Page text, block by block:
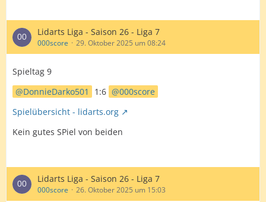
Lidarts Liga - Saison 26 - Liga 7
000score 29. Oktober 2025 um 08:24
Spieltag 9
DonnieDarko501
1:6
000score
Spielübersicht - lidarts.org
Kein gutes SPiel von beiden
Lidarts Liga - Saison 26 - Liga 7
000score 26. Oktober 2025 um 15:03